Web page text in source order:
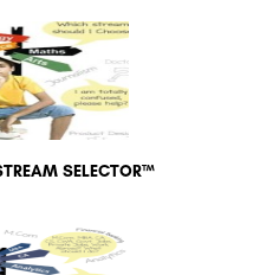
SELECTOR™